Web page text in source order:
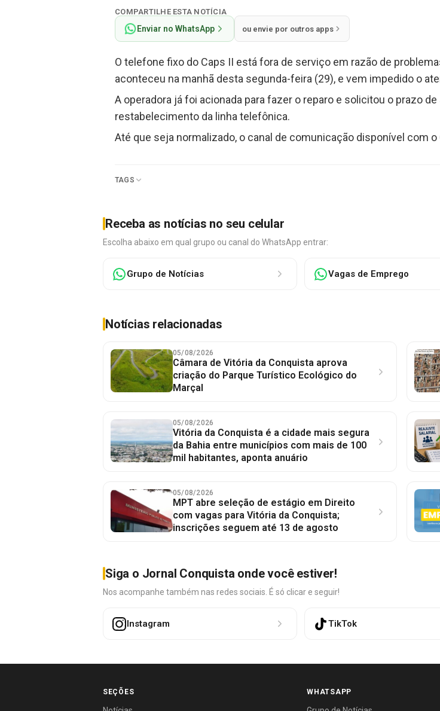
COMPARTILHE ESTA NOTÍCIA
Enviar no WhatsApp ou envie por outros apps
O telefone fixo do Caps II está fora de serviço em razão de
aconteceu na manhã desta segunda-feira (29), e vem impedido o
A operadora já foi acionada para fazer o reparo e solicitou o prazo
restabelecimento da linha telefônica.
Até que seja normalizado, o canal de comunicação disponível com o
TAGS
Receba as notícias no seu celular
Escolha abaixo em qual grupo ou canal do WhatsApp entrar:
Grupo de Notícias Vagas de Emprego
Notícias relacionadas
05/08/2026
Câmara de Vitória da Conquista aprova
criação do Parque Turístico Ecológico do
Marçal
05/08/2026
Vitória da Conquista é a cidade mais segura
da Bahia entre municípios com mais de 100
mil habitantes, aponta anuário
05/08/2026
MPT abre seleção de estágio em Direito
com vagas para Vitória da Conquista;
inscrições seguem até 13 de agosto
Siga o Jornal Conquista onde você estiver!
Nos acompanhe também nas redes sociais. É só clicar e seguir!
Instagram TikTok
SEÇÕES WHATSAPP